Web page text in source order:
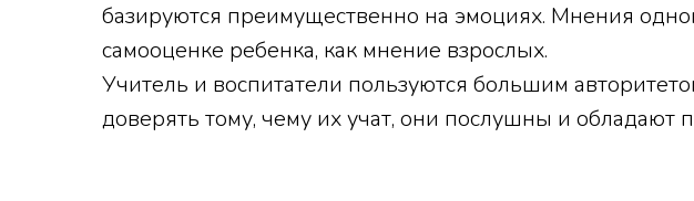
базируются преимущественно на эмоциях. Мнения
самооценке ребенка, как мнение взрослых.
Учитель и воспитатели пользуются большим
доверять тому, чему их учат, они послушны и